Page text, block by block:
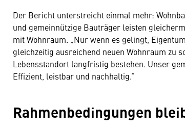
Der Bericht unterstreicht einmal mehr:
und gemeinnützige Bauträger leisten
mit Wohnraum. „Nur wenn es gelingt,
gleichzeitig ausreichend neuen Wohnraum zu
Lebensstandort langfristig bestehen. Unser
Effizient, leistbar und nachhaltig.“
Rahmenbedingungen